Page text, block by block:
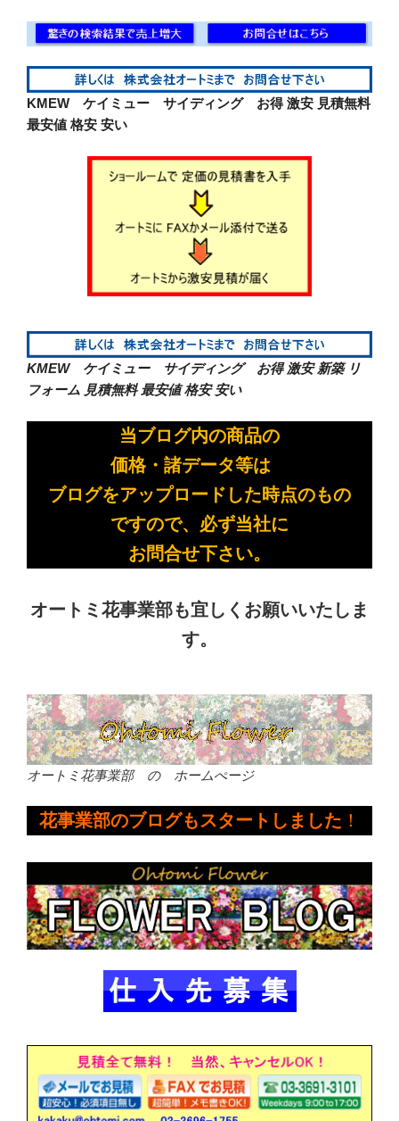
KMEW ケイミュー サイディング お得 激安 見積無料
最安値 格安 安い
KMEW ケイミュー サイディング お得 激安 新築 リ
フォーム 見積無料 最安値 格安 安い
当ブログ内の商品の
価格・諸データ等は
ブログをアップロードした時点のもの
ですので、必ず当社に
お問合せ下さい。
オートミ花事業部も宜しくお願いいたしま
す。
オートミ花事業部 の ホームぺージ
花事業部のブログもスタートしました ！